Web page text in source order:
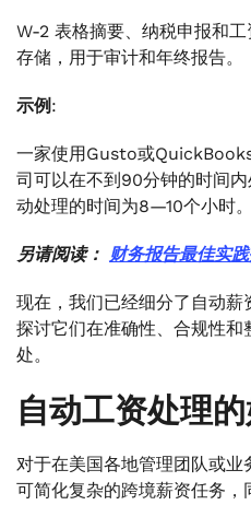
W-2 表格摘要、纳税申报和
存储，用于审计和年终报告。
示例 :
一家使用Gusto或
司可以在不到90分钟的时间
动处理的时间为8—10个小时。
另请阅读： 财务报告最佳实
现在，我们已经细分了自动
探讨它们在准确性、合规性
处。
自动工资处理
对于在美国各地管理团队或
可简化复杂的跨境薪资任务